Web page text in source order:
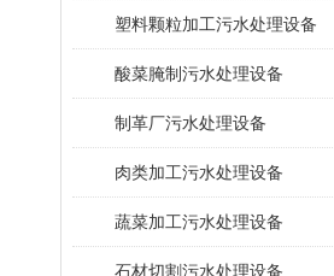
塑料颗粒加工污水处理设备
酸菜腌制污水处理设备
制革厂污水处理设备
肉类加工污水处理设备
蔬菜加工污水处理设备
石材切割污水处理设备